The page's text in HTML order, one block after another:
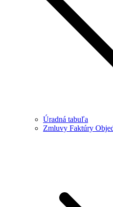
Úradná tabuľa
Zmluvy Faktúry